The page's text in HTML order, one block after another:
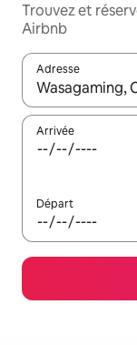
Trouvez et
Airbnb
Adresse
Lorsque les
Arrivée
Départ